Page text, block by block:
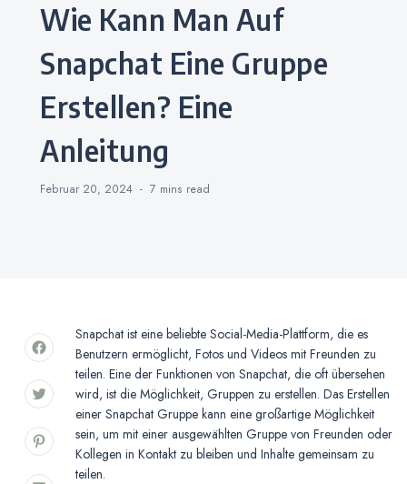
Wie Kann Man Auf
Snapchat Eine Gruppe
Erstellen? Eine
Anleitung
Februar 20, 2024 7 mins read
Snapchat ist eine beliebte Social-Media-Plattform, die es
Benutzern ermöglicht, Fotos und Videos mit Freunden zu
teilen. Eine der Funktionen von Snapchat, die oft übersehen
wird, ist die Möglichkeit, Gruppen zu erstellen. Das Erstellen
einer Snapchat Gruppe kann eine großartige Möglichkeit
sein, um mit einer ausgewählten Gruppe von Freunden oder
Kollegen in Kontakt zu bleiben und Inhalte gemeinsam zu
teilen.